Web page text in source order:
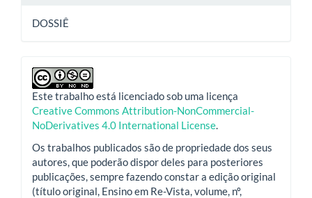
DOSSIÊ
Este trabalho está licenciado sob uma licença
Creative Commons Attribution-NonCommercial-
NoDerivatives 4.0 International License.
Os trabalhos publicados são de propriedade dos seus
autores, que poderão dispor deles para posteriores
publicações, sempre fazendo constar a edição original
(título original, Ensino em Re-Vista, volume, nº,